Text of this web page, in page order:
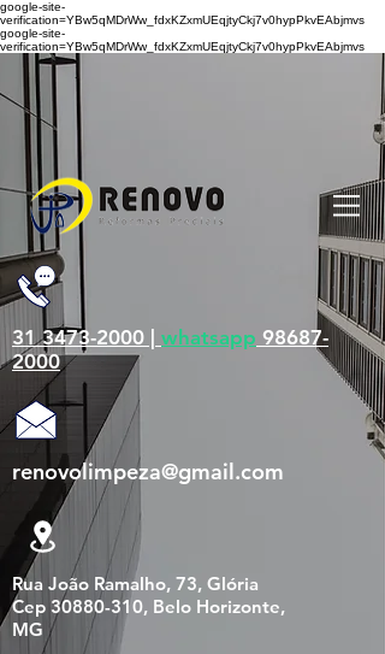
google-site-
verification=YBw5qMDrWw_fdxKZxmUEqjtyCkj7v0hypPkvEAbjmvs
google-site-
verification=YBw5qMDrWw_fdxKZxmUEqjtyCkj7v0hypPkvEAbjmvs
31 3473-2000 | whatsapp 98687-
2000
renovolimpeza@gmail.com
Rua João Ramalho, 73, Glória
Cep 30880-310, Belo Horizonte,
MG